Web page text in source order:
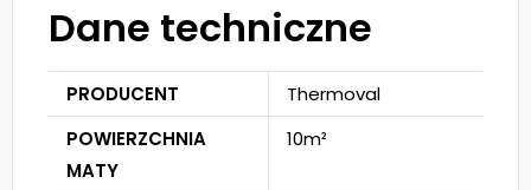
Dane techniczne
PRODUCENT
Thermoval
POWIERZCHNIA
MATY
10m²